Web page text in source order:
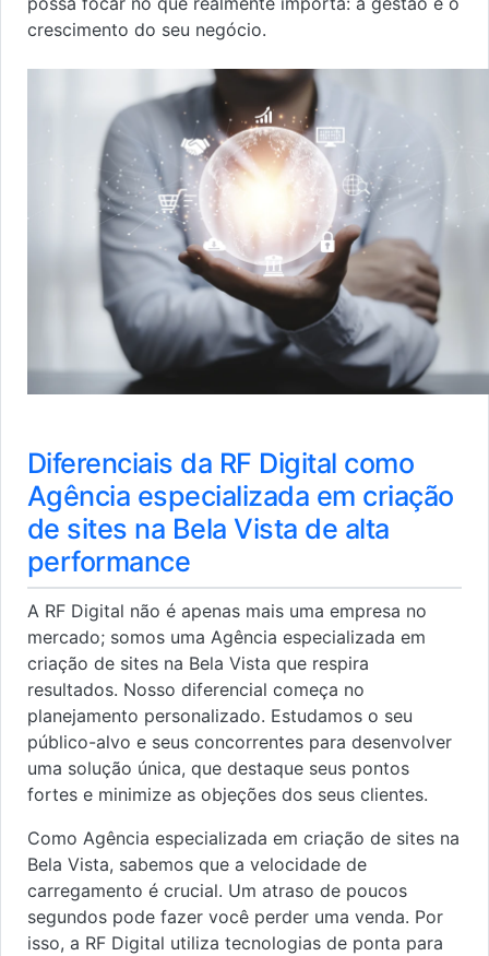
crescimento do seu negócio.
Diferenciais da RF Digital como
Agência especializada em criação
de sites na Bela Vista de alta
performance
A RF Digital não é apenas mais uma empresa no
mercado; somos uma Agência especializada em
criação de sites na Bela Vista que respira
resultados. Nosso diferencial começa no
planejamento personalizado. Estudamos o seu
público-alvo e seus concorrentes para desenvolver
uma solução única, que destaque seus pontos
fortes e minimize as objeções dos seus clientes.
Como Agência especializada em criação de sites na
Bela Vista, sabemos que a velocidade de
carregamento é crucial. Um atraso de poucos
segundos pode fazer você perder uma venda. Por
isso, a RF Digital utiliza tecnologias de ponta para